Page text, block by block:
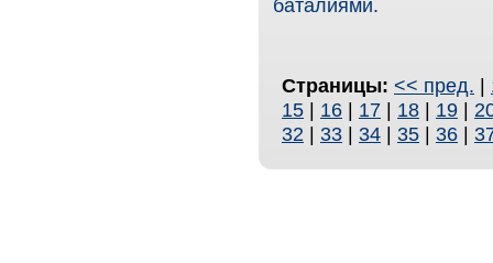
баталиями.
Страницы: << пред. |
15 | 16 | 17 | 18 | 19 |
32 | 33 | 34 | 35 | 36 |